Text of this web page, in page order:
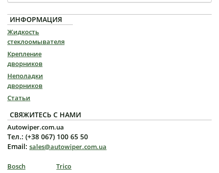
ИНФОРМАЦИЯ
Жидкость
стеклоомывателя
Крепление
дворников
Неполадки
дворников
Статьи
СВЯЖИТЕСЬ С НАМИ
Autowiper.com.ua
Тел.: (+38 067) 100 65 50
Email: sales@autowiper.com.ua
Bosch
Trico